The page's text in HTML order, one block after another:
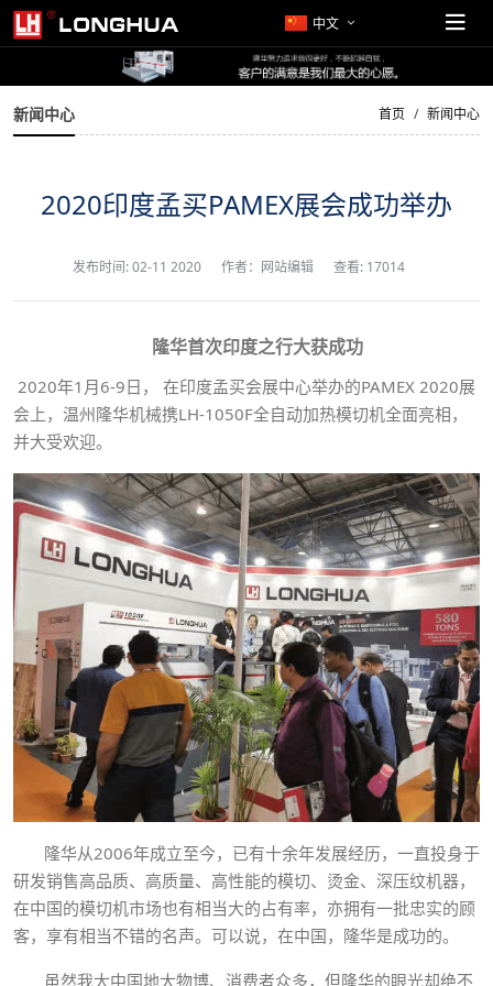
中文
新闻中心 首页 新闻中心
2020印度孟买PAMEX展会成功举办
发布时间:02-11 2020 作者：网站编辑 查看: 17014
隆华首次印度之行大获成功
2020年1月6-9日， 在印度孟买会展中心举办的PAMEX 2020展
会上，温州隆华机械携LH-1050F全自动加热模切机全面亮相，
并大受欢迎。
隆华从2006年成立至今，已有十余年发展经历，一直投身于
研发销售高品质、高质量、高性能的模切、烫金、深压纹机器，
在中国的模切机市场也有相当大的占有率，亦拥有一批忠实的顾
客，享有相当不错的名声。可以说，在中国，隆华是成功的。
虽然我大中国地大物博、消费者众多，但隆华的眼光却绝不